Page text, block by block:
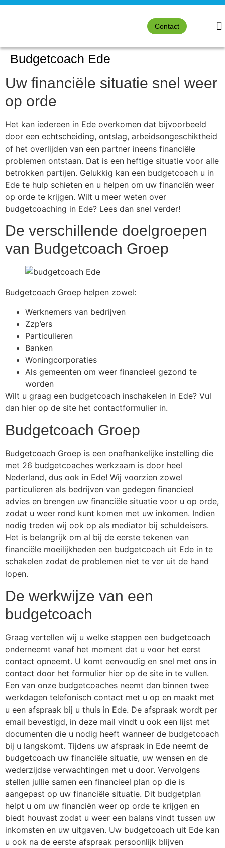
Contact
Budgetcoach Ede
Uw financiële situatie snel weer
op orde
Het kan iedereen in Ede overkomen dat bijvoorbeeld
door een echtscheiding, ontslag, arbeidsongeschiktheid
of het overlijden van een partner ineens financiële
problemen ontstaan. Dat is een heftige situatie voor alle
betrokken partijen. Gelukkig kan een budgetcoach u in
Ede te hulp schieten en u helpen om uw financiën weer
op orde te krijgen. Wilt u meer weten over
budgetcoaching in Ede? Lees dan snel verder!
De verschillende doelgroepen
van Budgetcoach Groep
Budgetcoach Groep helpen zowel:
Werknemers van bedrijven
Zzp’ers
Particulieren
Banken
Woningcorporaties
Als gemeenten om weer financieel gezond te
worden
Wilt u graag een budgetcoach inschakelen in Ede? Vul
dan hier op de site het contactformulier in.
Budgetcoach Groep
Budgetcoach Groep is een onafhankelijke instelling die
met 26 budgetcoaches werkzaam is door heel
Nederland, dus ook in Ede! Wij voorzien zowel
particulieren als bedrijven van gedegen financieel
advies en brengen uw financiële situatie voor u op orde,
zodat u weer rond kunt komen met uw inkomen. Indien
nodig treden wij ook op als mediator bij schuldeisers.
Het is belangrijk om al bij de eerste tekenen van
financiële moeilijkheden een budgetcoach uit Ede in te
schakelen zodat de problemen niet te ver uit de hand
lopen.
De werkwijze van een
budgetcoach
Graag vertellen wij u welke stappen een budgetcoach
onderneemt vanaf het moment dat u voor het eerst
contact opneemt. U komt eenvoudig en snel met ons in
contact door het formulier hier op de site in te vullen.
Een van onze budgetcoaches neemt dan binnen twee
werkdagen telefonisch contact met u op en maakt met
u een afspraak bij u thuis in Ede. De afspraak wordt per
email bevestigd, in deze mail vindt u ook een lijst met
documenten die u nodig heeft wanneer de budgetcoach
bij u langskomt. Tijdens uw afspraak in Ede neemt de
budgetcoach uw financiële situatie, uw wensen en de
wederzijdse verwachtingen met u door. Vervolgens
stellen jullie samen een financieel plan op die is
aangepast op uw financiële situatie. Dit budgetplan
helpt u om uw financiën weer op orde te krijgen en
biedt houvast zodat u weer een balans vindt tussen uw
inkomsten en uw uitgaven. Uw budgetcoach uit Ede kan
u ook na de eerste afspraak persoonlijk blijven